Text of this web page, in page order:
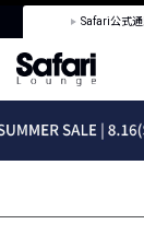
Safari公式